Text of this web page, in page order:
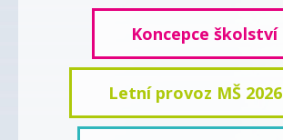
Koncepce školství
Letní provoz MŠ 2026